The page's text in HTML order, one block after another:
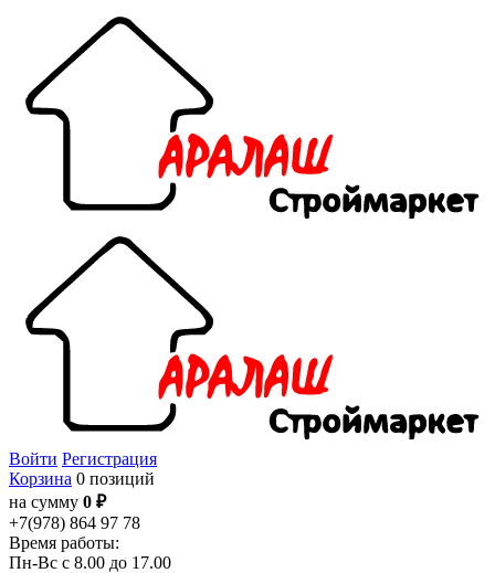
Войти Регистрация
Корзина 0 позиций
на сумму 0 ₽
+7(978) 864 97 78
Время работы:
Пн-Вс с 8.00 до 17.00